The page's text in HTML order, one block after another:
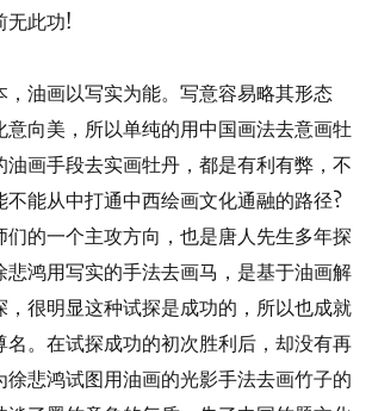
无此功!
，油画以写实为能。写意容易略其形态
意向美，所以单纯的用中国画法去意画牡
油画手段去实画牡丹，都是有利有弊，不
不能从中打通中西绘画文化通融的路径?
们的一个主攻方向，也是唐人先生多年探
悲鸿用写实的手法去画马，是基于油画解
，很明显这种试探是成功的，所以也成就
名。在试探成功的初次胜利后，却没有再
徐悲鸿试图用油画的光影手法去画竹子的